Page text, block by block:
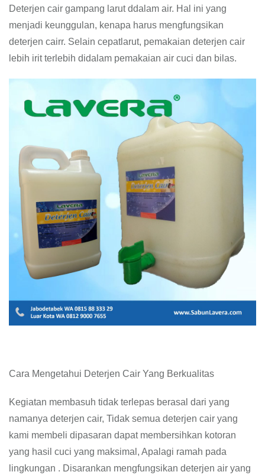
Deterjen cair gampang larut ddalam air. Hal ini yang
menjadi keunggulan, kenapa harus mengfungsikan
deterjen cairr. Selain cepatlarut, pemakaian deterjen cair
lebih irit terlebih didalam pemakaian air cuci dan bilas.
Cara Mengetahui Deterjen Cair Yang Berkualitas
Kegiatan membasuh tidak terlepas berasal dari yang
namanya deterjen cair, Tidak semua deterjen cair yang
kami membeli dipasaran dapat membersihkan kotoran
yang hasil cuci yang maksimal, Apalagi ramah pada
lingkungan . Disarankan mengfungsikan deterjen air yang